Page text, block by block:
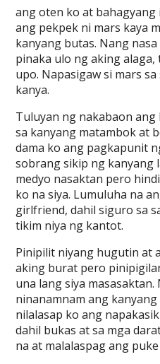
ang oten ko at bahagyang
ang pekpek ni mars kaya
kanyang butas. Nang
pinaka ulo ng aking
upo. Napasigaw si mars
kanya.
Tuluyan ng nakabaon
sa kanyang matambok at
dama ko ang pagkapunit
sobrang sikip ng kanyang
medyo nasaktan pero
ko na siya. Lumuluha na
girlfriend, dahil siguro sa
tikim niya ng kantot.
Pinipilit niyang hugutin at
aking burat pero
una lang siya
ninanamnam ang
nilalasap ko ang
dahil bukas at sa mga
na at malalaspag ang